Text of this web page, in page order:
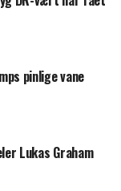
pinlige vane
Lukas Graham